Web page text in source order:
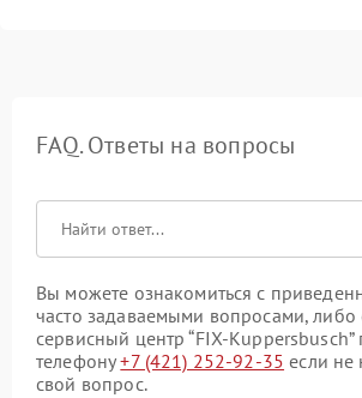
FAQ. Ответы на вопросы
Вы можете ознакомиться с
часто задаваемыми вопросами, либо
сервисный центр “FIX-
телефону+7 (421) 252-92-35 если не
свой вопрос.